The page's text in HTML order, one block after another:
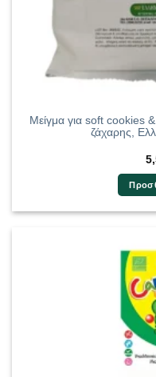
Μείγμα για soft cookies
ζάχαρης,